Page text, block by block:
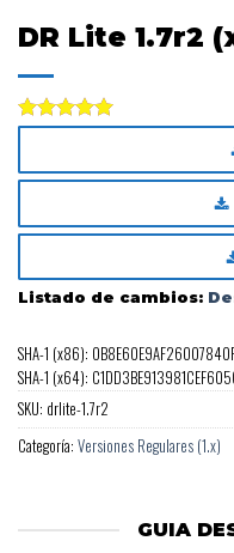
DR Lite 1.7r2
de 5
Listado de cambios:
SHA-1 (x86):
SHA-1 (x64):
SKU: drlite-1.7r2
Categoría: Versiones Regulares (1.x)
GUIA